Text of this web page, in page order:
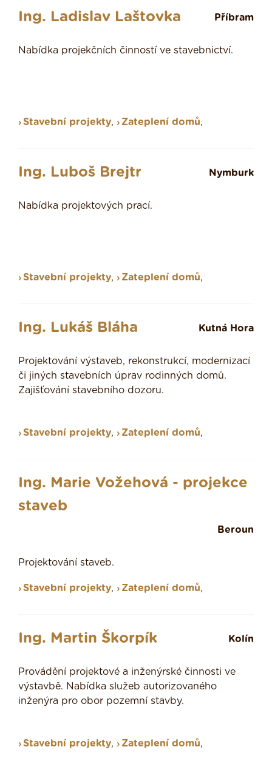
Ing. Ladislav Laštovka Příbram
Nabídka projekčních činností ve stavebnictví.
Stavební projekty, Zateplení domů,
Ing. Luboš Brejtr Nymburk
Nabídka projektových prací.
Stavební projekty, Zateplení domů,
Ing. Lukáš Bláha Kutná Hora
Projektování výstaveb, rekonstrukcí, modernizací
či jiných stavebních úprav rodinných domů.
Zajišťování stavebního dozoru.
Stavební projekty, Zateplení domů,
Ing. Marie Vožehová - projekce
staveb
Beroun
Projektování staveb.
Stavební projekty, Zateplení domů,
Ing. Martin Škorpík Kolín
Provádění projektové a inženýrské činnosti ve
výstavbě. Nabídka služeb autorizovaného
inženýra pro obor pozemní stavby.
Stavební projekty, Zateplení domů,